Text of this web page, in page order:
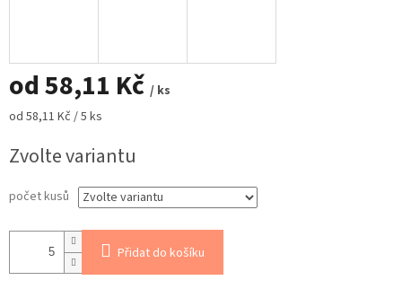
od58,11 Kč / ks
Měrná
od 58,11 Kč / 5 ks
Zvolte variantu
počet kusů
Přidat do košíku